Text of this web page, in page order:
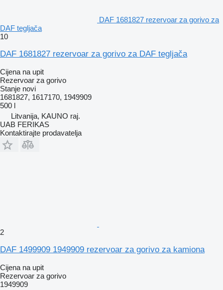
DAF 1681827 rezervoar za gorivo za
DAF tegljača
10
DAF 1681827 rezervoar za gorivo za DAF tegljača
Cijena na upit
Rezervoar za gorivo
Stanje novi
1681827, 1617170, 1949909
500 l
Litvanija, KAUNO raj.
UAB FERIKAS
Kontaktirajte prodavatelja
2
DAF 1499909 1949909 rezervoar za gorivo za kamiona
Cijena na upit
Rezervoar za gorivo
1949909